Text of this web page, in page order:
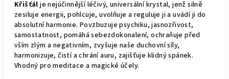
Křišťálje nejúčinnější léčivý, universální krystal, jenž silně
zesiluje energii, pohlcuje, uvolňuje a reguluje ji a uvádí ji do
absolutní harmonie. Povzbuzuje psychiku, jasnozřivost,
samostatnost, pomáhá sebezdokonalení, ochraňuje před
vším zlým a negativním, zvyšuje naše duchovní síly,
harmonizuje, čistí a chrání auru, zajišťuje klidný spánek.
Vhodný pro meditace a magické účely.